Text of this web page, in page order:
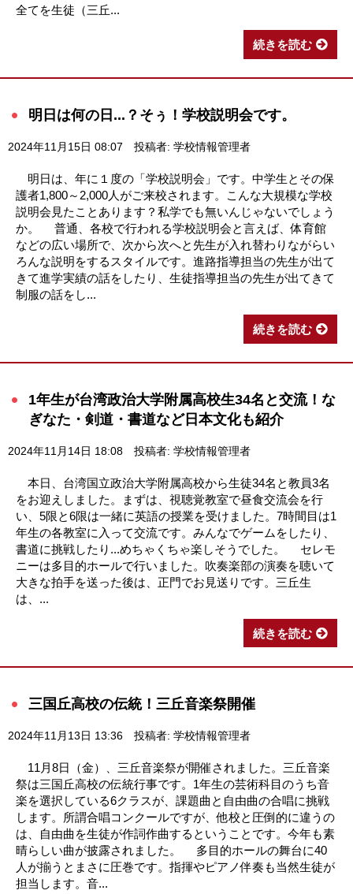
全てを生徒（三丘...
続きを読む
明日は何の日...？そぅ！学校説明会です。
2024年11月15日 08:07 投稿者: 学校情報管理者
明日は、年に１度の「学校説明会」です。中学生とその保
護者1,800～2,000人がご来校されます。こんな大規模な学校
説明会見たことあります？私学でも無いんじゃないでしょう
か。 普通、各校で行われる学校説明会と言えば、体育館
などの広い場所で、次から次へと先生が入れ替わりながらい
ろんな説明をするスタイルです。進路指導担当の先生が出て
きて進学実績の話をしたり、生徒指導担当の先生が出てきて
制服の話をし...
続きを読む
1年生が台湾政治大学附属高校生34名と交流！な
ぎなた・剣道・書道など日本文化も紹介
2024年11月14日 18:08 投稿者: 学校情報管理者
本日、台湾国立政治大学附属高校から生徒34名と教員3名
をお迎えしました。まずは、視聴覚教室で昼食交流会を行
い、5限と6限は一緒に英語の授業を受けました。7時間目は1
年生の各教室に入って交流です。みんなでゲームをしたり、
書道に挑戦したり...めちゃくちゃ楽しそうでした。 セレモ
ニーは多目的ホールで行いました。吹奏楽部の演奏を聴いて
大きな拍手を送った後は、正門でお見送りです。三丘生
は、...
続きを読む
三国丘高校の伝統！三丘音楽祭開催
2024年11月13日 13:36 投稿者: 学校情報管理者
11月8日（金）、三丘音楽祭が開催されました。三丘音楽
祭は三国丘高校の伝統行事です。1年生の芸術科目のうち音
楽を選択している6クラスが、課題曲と自由曲の合唱に挑戦
します。所謂合唱コンクールですが、他校と圧倒的に違うの
は、自由曲を生徒が作詞作曲するということです。今年も素
晴らしい曲が披露されました。 多目的ホールの舞台に40
人が揃うとまさに圧巻です。指揮やピアノ伴奏も当然生徒が
担当します。音...